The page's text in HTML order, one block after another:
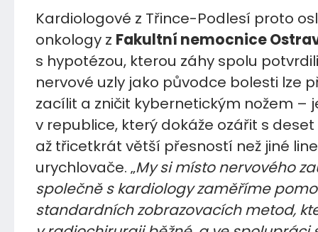
Kardiologové z Třince-Podlesí proto
onkology z Fakultní nemocnice
s hypotézou, kterou záhy spolu
nervové uzly jako původce bolesti lze
zacílit a zničit kybernetickým nožem –
v republice, který dokáže ozářit s deset
až třicetkrát větší přesností než jiné
urychlovače. „My si místo nervového
společně s kardiology zaměříme
standardních zobrazovacích metod,